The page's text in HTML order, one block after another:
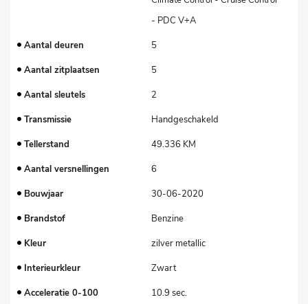
- PDC V+A
Aantal deuren
5
Aantal zitplaatsen
5
Aantal sleutels
2
Transmissie
Handgeschakeld
Tellerstand
49.336 KM
Aantal versnellingen
6
Bouwjaar
30-06-2020
Brandstof
Benzine
Kleur
zilver metallic
Interieurkleur
Zwart
Acceleratie 0-100
10.9 sec.